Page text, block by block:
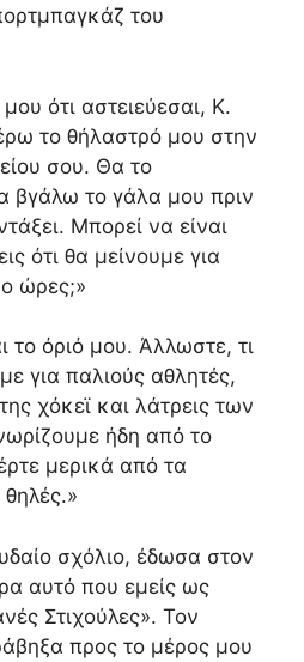
του
ότι αστειεύεσαι, Κ.
το θήλαστρό μου στην
σου. Θα το
βγάλω το γάλα μου πριν
Μπορεί να είναι
ότι θα μείνουμε για
ώρες;»
το όριό μου. Άλλωστε, τι
για παλιούς αθλητές,
χόκεϊ και λάτρεις των
ήδη από το
μερικά από τα
σχόλιο, έδωσα στον
αυτό που εμείς ως
Στιχούλες». Τον
προς το μέρος μου